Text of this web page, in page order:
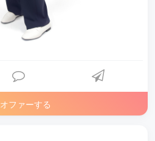
オファーする